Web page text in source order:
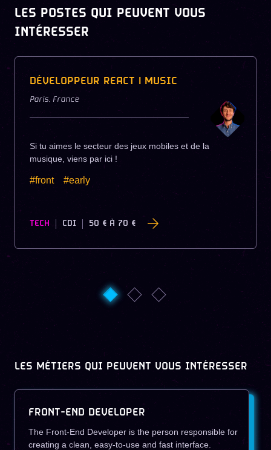
LES POSTES QUI PEUVENT VOUS
INTÉRESSER
DÉVELOPPEUR REACT | MUSIC
Paris, France
Si tu aimes le secteur des jeux mobiles et de la
musique, viens par ici !
#front #early
TECH CDI 50 € À 70 €
LES MÉTIERS QUI PEUVENT VOUS INTÉRESSER
FRONT-END DEVELOPER
The Front-End Developer is the person responsible for
creating a clean, easy-to-use and fast interface.